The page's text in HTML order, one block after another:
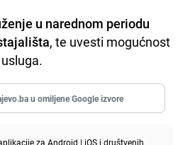
u narednom periodu
, te uvesti mogućnost
u omiljene Google izvore
za Android | iOS i društvenih